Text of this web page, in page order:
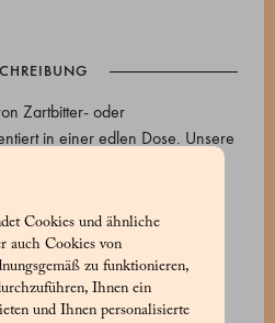
Cookies und ähnliche
auch Cookies von
zu funktionieren,
Ihnen ein
und Ihnen personalisierte
Zartbitter- oder
in einer edlen Dose. Unsere
kandierte Orange mit
kandierte Zitrone mit
kandierter Ingwer mit
kandierte Grapefruit mit
kandierte Feige mit
und kandierte Bergamotte